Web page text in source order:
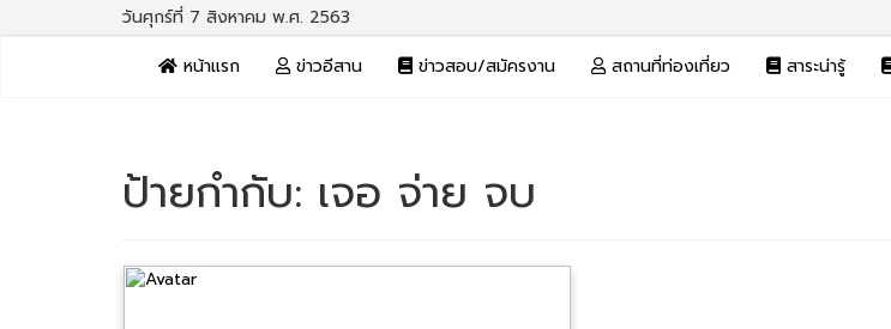
วันศุกร์ที่ 7 สิงหาคม พ.ศ. 2563
หน้าแรก
ข่าวอีสาน ข่าวสอบ/สมัครงาน สถานที่ท่องเที่ยว สาระน่ารู้
ป้ายกำกับ: เจอ จ่าย จบ